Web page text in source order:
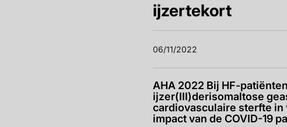
ijzertekort
06/11/2022
AHA 2022 Bij HF-
ijzer(III)derisomaltose
cardiovasculaire sterfte in
impact van de COVID-19